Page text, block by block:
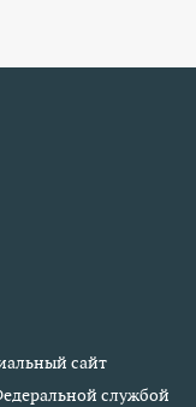
сайт
службой